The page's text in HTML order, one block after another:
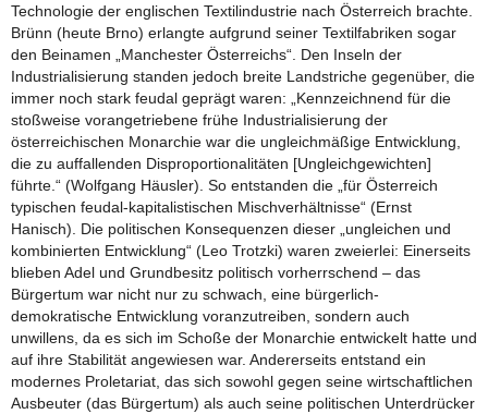
Technologie der englischen Textilindustrie nach Österreich brachte.
Brünn (heute Brno) erlangte aufgrund seiner Textilfabriken sogar
den Beinamen „Manchester Österreichs“. Den Inseln der
Industrialisierung standen jedoch breite Landstriche gegenüber, die
immer noch stark feudal geprägt waren: „Kennzeichnend für die
stoßweise vorangetriebene frühe Industrialisierung der
österreichischen Monarchie war die ungleichmäßige Entwicklung,
die zu auffallenden Disproportionalitäten [Ungleichgewichten]
führte.“ (Wolfgang Häusler). So entstanden die „für Österreich
typischen feudal-kapitalistischen Mischverhältnisse“ (Ernst
Hanisch). Die politischen Konsequenzen dieser „ungleichen und
kombinierten Entwicklung“ (Leo Trotzki) waren zweierlei: Einerseits
blieben Adel und Grundbesitz politisch vorherrschend – das
Bürgertum war nicht nur zu schwach, eine bürgerlich-
demokratische Entwicklung voranzutreiben, sondern auch
unwillens, da es sich im Schoße der Monarchie entwickelt hatte und
auf ihre Stabilität angewiesen war. Andererseits entstand ein
modernes Proletariat, das sich sowohl gegen seine wirtschaftlichen
Ausbeuter (das Bürgertum) als auch seine politischen Unterdrücker